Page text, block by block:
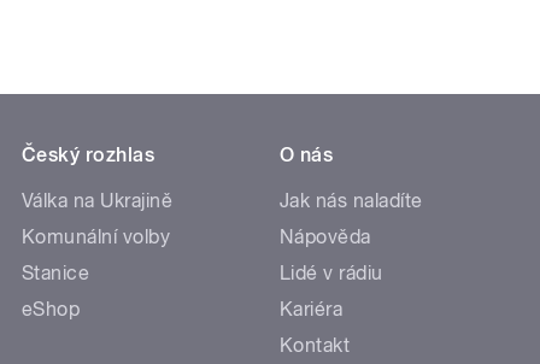
Český rozhlas
Válka na Ukrajině
Komunální volby
Stanice
eShop
O nás
Jak nás naladíte
Nápověda
Lidé v rádiu
Kariéra
Kontakt